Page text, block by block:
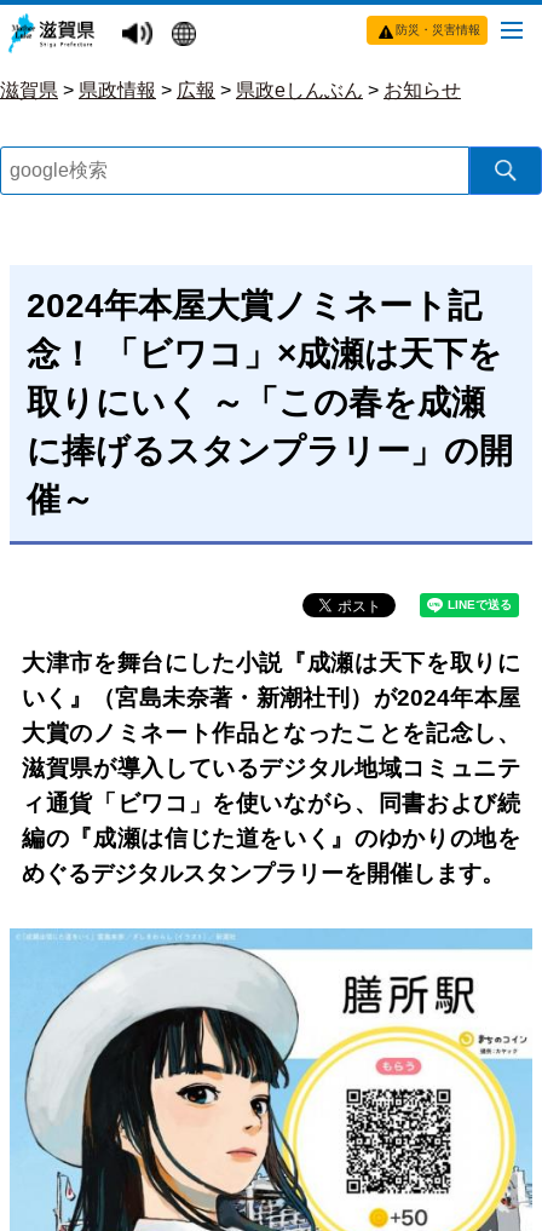
防災・災害情報
滋賀県 > 県政情報 > 広報 > 県政eしんぶん > お知らせ
2024年本屋大賞ノミネート記
念！ 「ビワコ」×成瀬は天下を
取りにいく ～「この春を成瀬
に捧げるスタンプラリー」の開
催～
大津市を舞台にした小説『成瀬は天下を取りに
いく』（宮島未奈著・新潮社刊）が2024年本屋
大賞のノミネート作品となったことを記念し、
滋賀県が導入しているデジタル地域コミュニテ
ィ通貨「ビワコ」を使いながら、同書および続
編の『成瀬は信じた道をいく』のゆかりの地を
めぐるデジタルスタンプラリーを開催します。